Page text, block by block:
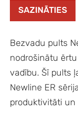
SAZINĀTIES
Bezvadu pults
nodrošinātu
vadību. Šī pults
Newline ER
produktivitāti un